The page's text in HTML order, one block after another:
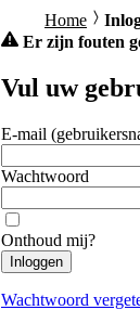
Home
Er zijn fouten
Vul uw
E-mail
Wachtwoord
Onthoud mij?
Inloggen
Wachtwoord